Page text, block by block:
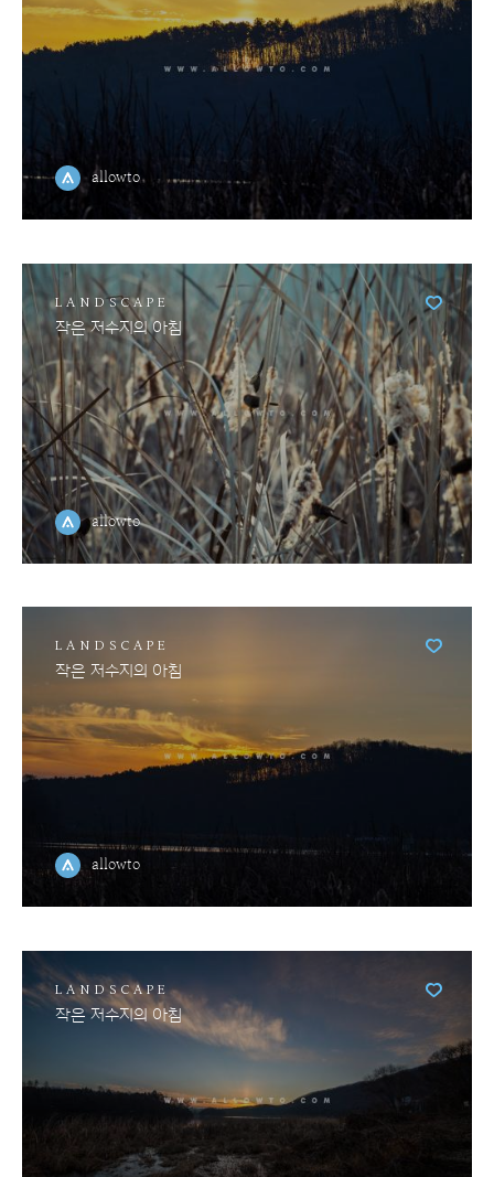
allowto
LANDSCAPE
작은 저수지의 아침
allowto
LANDSCAPE
작은 저수지의 아침
allowto
LANDSCAPE
작은 저수지의 아침